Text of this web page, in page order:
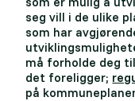
seg vill i de ulike
som har
må forholde deg
det foreligger;
på